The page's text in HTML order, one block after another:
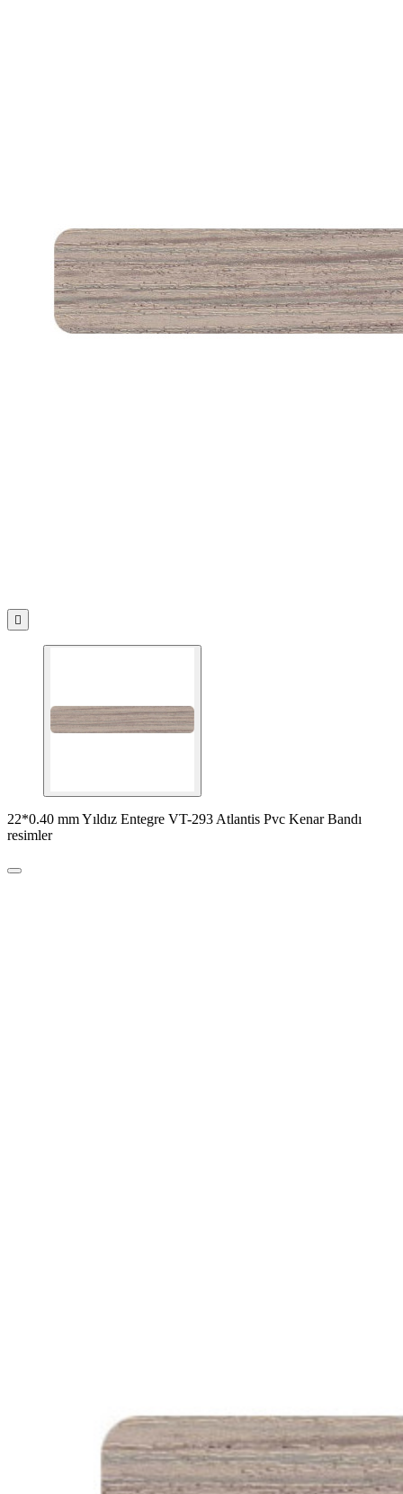

22*0.40 mm Yıldız Entegre VT-293 Atlantis Pvc Kenar Bandı
resimler